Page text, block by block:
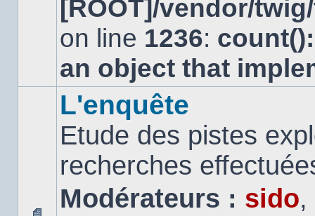
[ROOT]/vendor/
on line 1236:
an object that
L'enquête
Etude des pistes
recherches
Modérateurs : sido,